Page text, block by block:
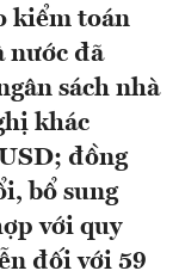
kiểm toán
nước đã
sách nhà
khác
đồng
bổ sung
với quy
đối với 59